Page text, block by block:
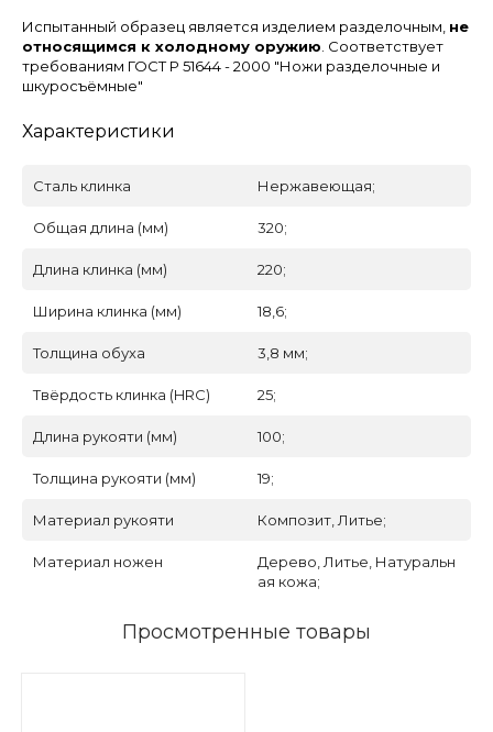
Испытанный образец является изделием разделочным, не
относящимся к холодному оружию . Соответствует
требованиям ГОСТ Р 51644 - 2000 "Ножи разделочные и
шкуросъёмные"
Характеристики
Сталь клинка Нержавеющая;
Общая длина (мм) 320;
Длина клинка (мм) 220;
Ширина клинка (мм) 18,6;
Толщина обуха 3,8 мм;
Твёрдость клинка (HRC) 25;
Длина рукояти (мм) 100;
Толщина рукояти (мм) 19;
Материал рукояти Композит, Литье;
Материал ножен
Дерево, Литье, Натуральн
ая кожа;
Просмотренные товары